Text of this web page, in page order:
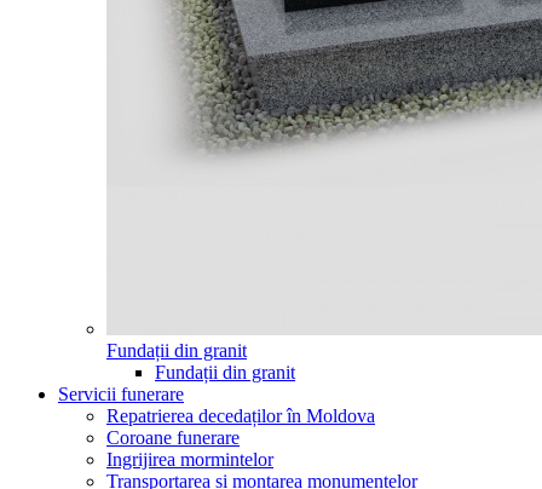
Fundații din granit
Fundații din granit
Servicii funerare
Repatrierea decedaților în Moldova
Coroane funerare
Ingrijirea mormintelor
Transportarea si montarea monumentelor